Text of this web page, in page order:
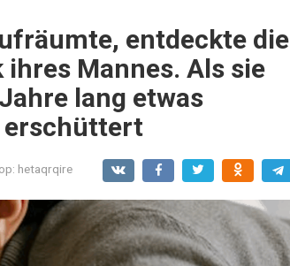
entdeckte die
Mannes. Als sie
lang etwas
erschüttert
hetaqrqire